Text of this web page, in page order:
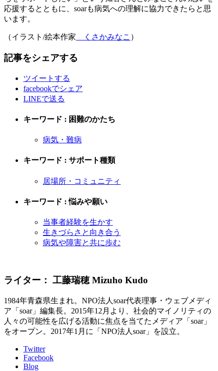
応援するとともに、soarも病気への理解に協力できたらと思
います。
（イラスト/絵本作家 くさかみなこ ）
記事をシェアする
ツイートする
facebookでシェア
LINEで送る
キーワード : 困難のかたち
病気・難病
キーワード : サポート種類
居場所・コミュニティ
キーワード : 悩みや願い
当事者経験を生かす
生きづらさと向き合う
病気や障害と共に歩む
ライター： 工藤瑞穂 Mizuho Kudo
1984年青森県生まれ。NPO法人soar代表理事・ウェブメディ
ア「soar」編集長。2015年12月より、社会的マイノリティの
人々の可能性を広げる活動に焦点を当てたメディア「soar」
をオープン。2017年1月に「NPO法人soar」を設立。
Twitter
Facebook
Blog